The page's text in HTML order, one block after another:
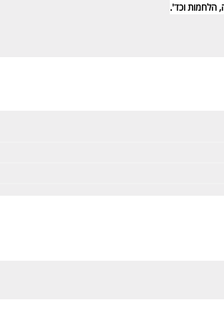
הלחמות וכד'.